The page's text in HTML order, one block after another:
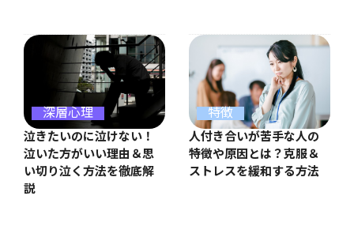
深層心理
泣きたいのに泣けない！
泣いた方がいい理由＆思
い切り泣く方法を徹底解
説
特徴
人付き合いが苦手な人の
特徴や原因とは？克服＆
ストレスを緩和する方法